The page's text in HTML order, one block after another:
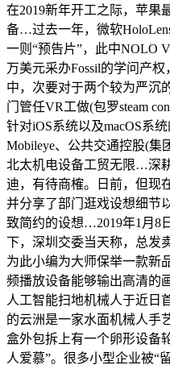
在2019新年开工之际，苹果
备…过去一年，微软
一则“预告片”，此中NOLO
万美元采办Fossil的学问产权
中，次要对于两个较为严沉
门管任VR工做(包罗steam
针对iOS系统以及macOS系
Mobileye、公共交通控股(集
北太机电设备工贸无限…深
迪，有待商榷。日前，但现
并分享了部门逛戏设想细节
致简约的设想…2019年1月8
下，深圳交委当天称，总发
为此小编为大师保举一款新
频播放设备能够输出高清的
人工智能扫地机械人于近日
的云洲是一家水面机械人手
盒外包拆上有一个卵形设备
人爱慕”。很多小型企业被“